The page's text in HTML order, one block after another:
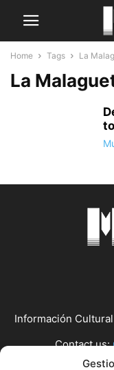
Home Tags La
La
Información
Contact us: